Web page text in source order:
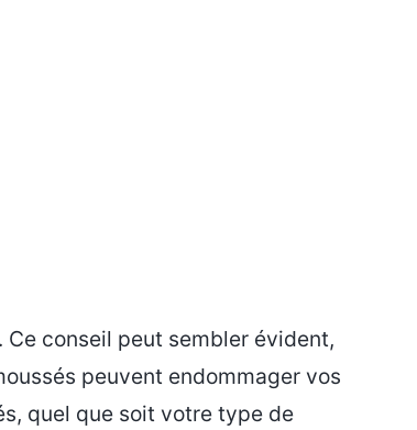
conseil peut sembler évident,
peuvent endommager vos
quel que soit votre type de